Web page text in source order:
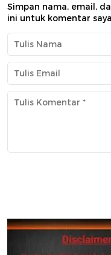
Simpan nama, email,
ini untuk komentar